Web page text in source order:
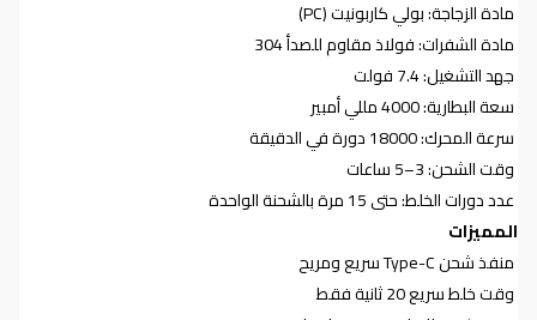
مادة الزجاجة: بولي كاربونيت(PC)
مادة الشفرات: فولاذ مقاوم للصدأ 304
جهد التشغيل: 7.4 فولت
سعة البطارية: 4000 مللي أمبير
سرعة المحرك: 18000 دورة في الدقيقة
وقت الشحن: 3–5 ساعات
عدد دورات الخلط: حتى 15 مرة بالشحنة الواحدة
المميزات
منفذ شحن
سريع ومريح
وقت خلط سريع 20 ثانية فقط